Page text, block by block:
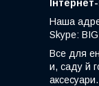
Наша
Skype:
Все для
и, саду й